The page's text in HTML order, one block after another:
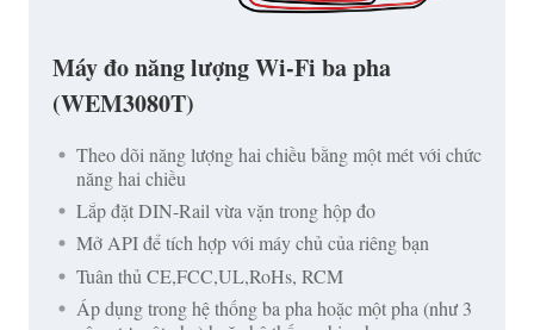
Máy đo năng lượng Wi-Fi ba pha
(WEM3080T)
Theo dõi năng lượng hai chiều bằng một mét với chức
năng hai chiều
Lắp đặt DIN-Rail vừa vặn trong hộp đo
Mở API để tích hợp với máy chủ của riêng bạn
Tuân thủ CE,FCC,UL,RoHs, RCM
Áp dụng trong hệ thống ba pha hoặc một pha (như 3